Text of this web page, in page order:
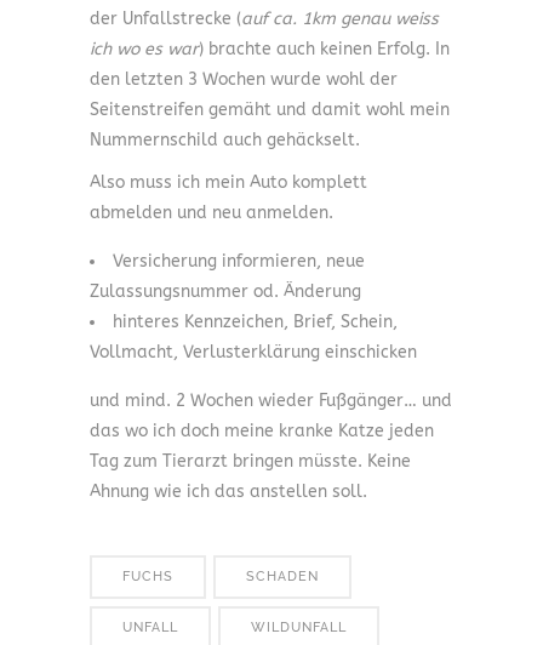
der Unfallstrecke (auf ca. 1km genau weiss
ich wo es war) brachte auch keinen Erfolg. In
den letzten 3 Wochen wurde wohl der
Seitenstreifen gemäht und damit wohl mein
Nummernschild auch gehäckselt.
Also muss ich mein Auto komplett
abmelden und neu anmelden.
Versicherung informieren, neue
Zulassungsnummer od. Änderung
hinteres Kennzeichen, Brief, Schein,
Vollmacht, Verlusterklärung einschicken
und mind. 2 Wochen wieder Fußgänger… und
das wo ich doch meine kranke Katze jeden
Tag zum Tierarzt bringen müsste. Keine
Ahnung wie ich das anstellen soll.
FUCHS SCHADEN
UNFALL WILDUNFALL